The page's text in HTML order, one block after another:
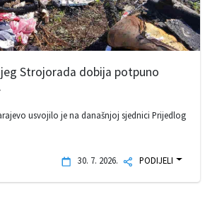
Strojorada dobija potpuno
usvojilo je na današnjoj sjednici Prijedlog
30. 7. 2026. PODIJELI